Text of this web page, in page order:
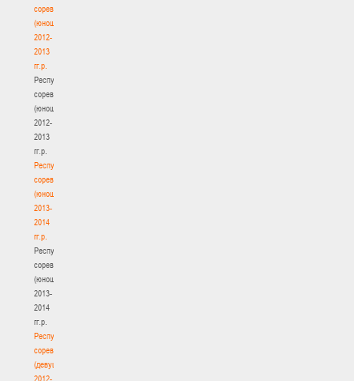
соревнования
(юноши)
2012-
2013
гг.р.
Республиканские
соревнования
(юноши)
2012-
2013
гг.р.
Республиканские
соревнования
(юноши)
2013-
2014
гг.р.
Республиканские
соревнования
(юноши)
2013-
2014
гг.р.
Республиканские
соревнования
(девушки)
2012-